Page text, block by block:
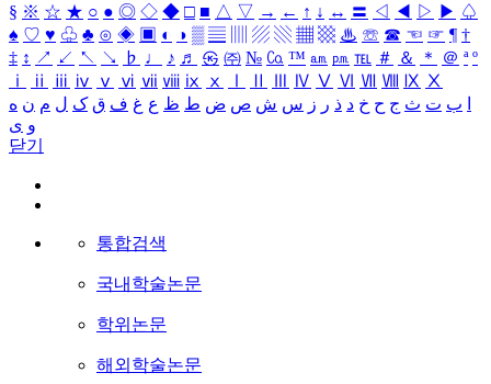
§ ※ ☆ ★ ○ ● ◎ ◇ ◆ □ ■ △ ▽ → ← ↑ ↓ ↔ 〓 ◁ ◀ ▷ ▶ ♤
♠ ♡ ♥ ♧ ♣ ⊙ ◈ ▣ ◐ ◑ ▒ ▤ ▨ ▧ ▦ ▩ ♨ ☏ ☎ ☜ ☞ ¶ †
‡ ↕ ↗ ↙ ↖ ↘ ♭ ♩ ♪ ♬ ㉿ ㈜ № ㏇ ™ ㏂ ㏘ ℡ ＃ ＆ ＊ ＠ ª º
ⅰ
ⅱ ⅲ ⅳ ⅴ ⅵ ⅶ ⅷ ⅸ ⅹ Ⅳ Ⅴ Ⅵ Ⅶ Ⅷ Ⅸ Ⅹ
ب ت ث ج ح خ د ذ ر ز س ش ص ض ط ظ ع غ ف ق ک ل م ن ه
و ی
닫기
통합검색
국내학술논문
학위논문
해외학술논문